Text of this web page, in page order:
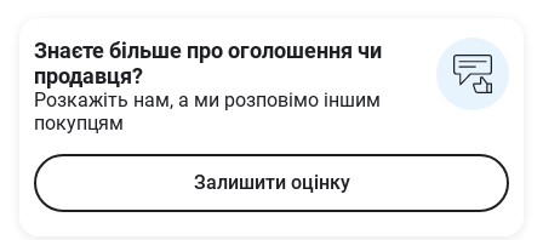
Знаєте більше про оголошення чи
продавця?
Розкажіть нам, а ми розповімо іншим
покупцям
Залишити оцінку